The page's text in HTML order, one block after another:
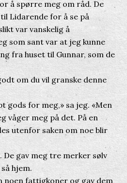
å spørre meg om råd. De
Lidarende for å se på
var vanskelig å
som sant var at jeg kunne
fra huset til Gunnar, som de
om du vil granske denne
gods for meg,» sa jeg. «Men
våger meg på det. På en
utenfor saken om noe blir
De gav meg tre merker sølv
hjem.
noen fattigkoner og gav dem